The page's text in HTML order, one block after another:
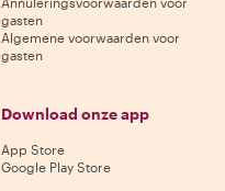
gasten
Algemene voorwaarden voor
gasten
Download onze app
App Store
Google Play Store